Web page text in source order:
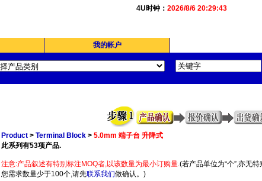
4U时钟： 2026/8/6 20:29:43
我的帐户
Product> Terminal Block> 5.0mm 端子台 升降式
此系列有53项产品.
注意:产品叙述有特别标注MOQ者,以该数量为最小订购量.(若产品单位为“个”,亦无
您需求数量少于100个,请先联系我们做确认。)